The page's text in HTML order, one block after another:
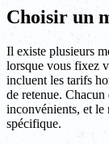
Choisir un
Il existe plusieurs
lorsque vous fixez
incluent les tarifs
de retenue. Chacun
inconvénients, et
spécifique.